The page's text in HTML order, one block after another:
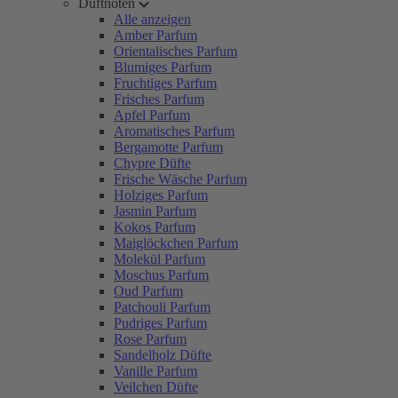
Duftnoten
Alle anzeigen
Amber Parfum
Orientalisches Parfum
Blumiges Parfum
Fruchtiges Parfum
Frisches Parfum
Apfel Parfum
Aromatisches Parfum
Bergamotte Parfum
Chypre Düfte
Frische Wäsche Parfum
Holziges Parfum
Jasmin Parfum
Kokos Parfum
Maiglöckchen Parfum
Molekül Parfum
Moschus Parfum
Oud Parfum
Patchouli Parfum
Pudriges Parfum
Rose Parfum
Sandelholz Düfte
Vanille Parfum
Veilchen Düfte